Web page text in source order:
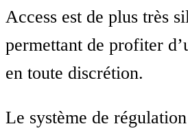
Access est de plus très
permettant de profiter
en toute discrétion.
Le système de